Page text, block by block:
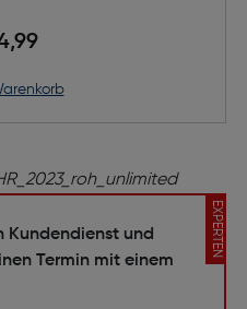
EXPERTEN
Kundendienst und
Termin mit einem